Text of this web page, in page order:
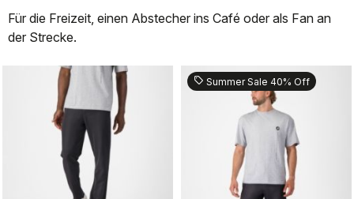
Für die Freizeit, einen Abstecher ins Café oder als Fan an
der Strecke.
sell Summer Sale 40% Off